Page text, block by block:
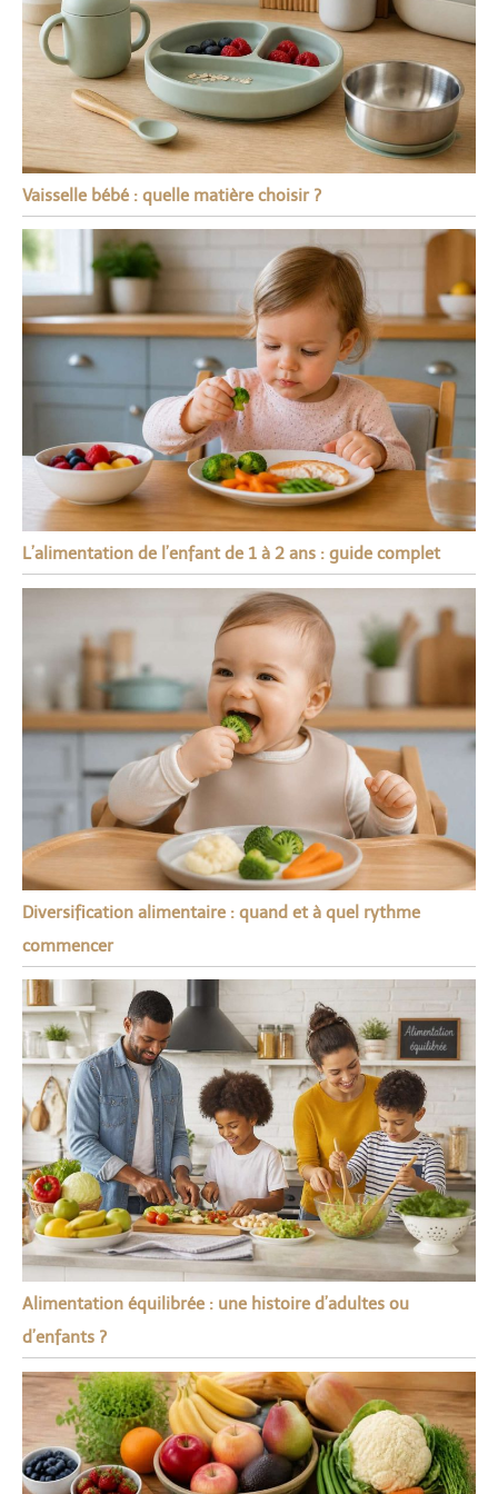
les pièces avec un chiffon
doux ; ③ Nettoyez
périodiquement le
réservoir d'eau avec du
vinaigre blanc ou une
solution de détartrage ; ④
vaisselle n'est pas
recommandé.
Vaisselle bébé : quelle matière choisir ?
L’alimentation de l’enfant de 1 à 2 ans : guide complet
Diversification alimentaire : quand et à quel rythme
commencer
Alimentation équilibrée : une histoire d’adultes ou
d’enfants ?